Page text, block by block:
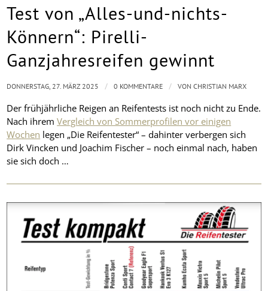
Test von „Alles-und-nichts-
Könnern“: Pirelli-
Ganzjahresreifen gewinnt
Der frühjährliche Reigen an Reifentests ist noch nicht zu Ende.
Nach ihremVergleich von Sommerprofilen vor einigen
Wochen legen „Die Reifentester“ – dahinter verbergen sich
Dirk Vincken und Joachim Fischer – noch einmal nach, haben
sie sich doch …
DONNERSTAG, 27. MÄRZ 2025 / 0 KOMMENTARE / VONCHRISTIAN MARX